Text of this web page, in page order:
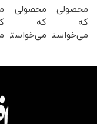
محصولی
که
می‌خواستی
محصولی
که
می‌خواستی